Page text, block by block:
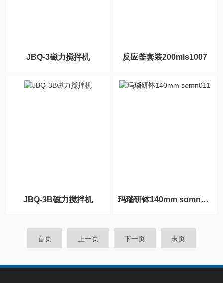
JBQ-3磁力搅拌机 反应釜套装200mls1007
JBQ-3B磁力搅拌机 玛瑙研钵140mm somn011
首页 上一页 下一页 末页